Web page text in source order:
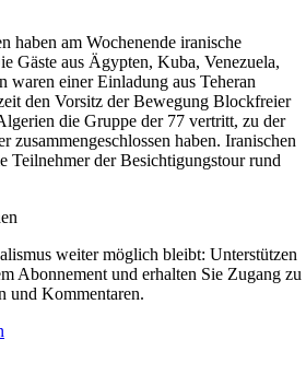
haben am Wochenende iranische
Gäste aus Ägypten, Kuba, Venezuela,
waren einer Einladung aus Teheran
den Vorsitz der Bewegung Blockfreier
die Gruppe der 77 vertritt, zu der
zusammengeschlossen haben. Iranischen
Teilnehmer der Besichtigungstour rund
weiter möglich bleibt: Unterstützen
Abonnement und erhalten Sie Zugang zu
und Kommentaren.